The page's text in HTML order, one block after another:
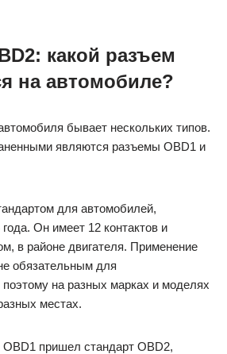
какой разъем
на автомобиле?
бывает нескольких типов.
являются разъемы OBD1 и
для автомобилей,
Он имеет 12 контактов и
в районе двигателя. Применение
обязательным для
поэтому на разных марках и моделях
местах.
пришел стандарт OBD2,